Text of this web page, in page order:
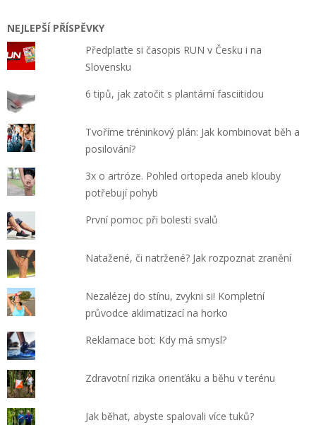
NEJLEPŠÍ PŘÍSPĚVKY
Předplaťte si časopis RUN v Česku i na
Slovensku
6 tipů, jak zatočit s plantární fasciitidou
Tvoříme tréninkový plán: Jak kombinovat běh a
posilování?
3x o artróze. Pohled ortopeda aneb klouby
potřebují pohyb
První pomoc při bolesti svalů
Natažené, či natržené? Jak rozpoznat zranění
Nezalézej do stínu, zvykni si! Kompletní
průvodce aklimatizací na horko
Reklamace bot: Kdy má smysl?
Zdravotní rizika orienťáku a běhu v terénu
Jak běhat, abyste spalovali více tuků?